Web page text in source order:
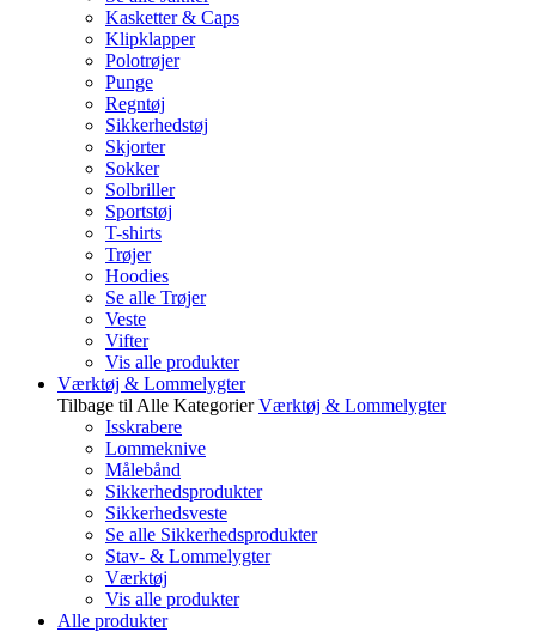
Kasketter & Caps
Klipklapper
Polotrøjer
Punge
Regntøj
Sikkerhedstøj
Skjorter
Sokker
Solbriller
Sportstøj
T-shirts
Trøjer
Hoodies
Se alle Trøjer
Veste
Vifter
Vis alle produkter
Værktøj & Lommelygter
Tilbage til Alle Kategorier Værktøj & Lommelygter
Isskrabere
Lommeknive
Målebånd
Sikkerhedsprodukter
Sikkerhedsveste
Se alle Sikkerhedsprodukter
Stav- & Lommelygter
Værktøj
Vis alle produkter
Alle produkter